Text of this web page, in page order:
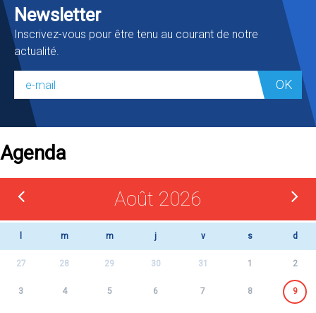
Newsletter
Inscrivez-vous pour être tenu au courant de notre
actualité.
OK
Agenda
Août 2026
m m j v s d
27 28 29 30 31 1 2
3 4 5 6 7 8 9